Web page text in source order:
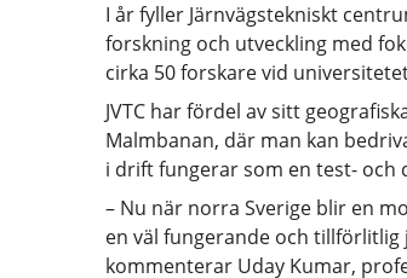
I år fyller Järnvägstekniskt
forskning och utveckling med
cirka 50 forskare vid
JVTC har fördel av sitt
Malmbanan, där man kan
i drift fungerar som en test-
– Nu när norra Sverige blir en
en väl fungerande och
kommenterar Uday Kumar,